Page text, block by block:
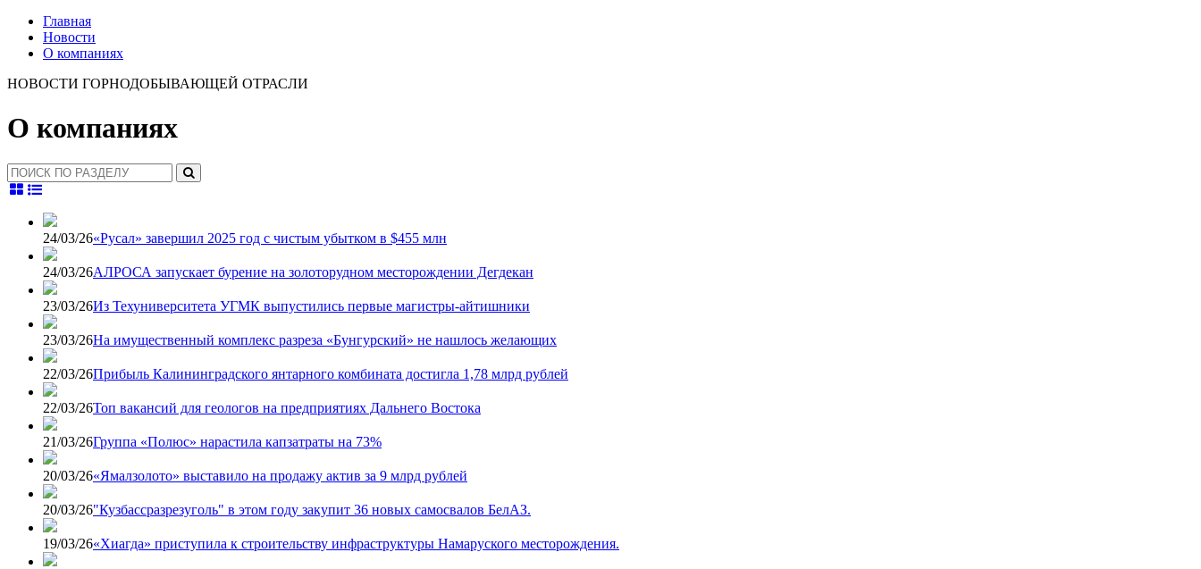
Главная
Новости
О компаниях
НОВОСТИ ГОРНОДОБЫВАЮЩЕЙ ОТРАСЛИ
О компаниях
24/03/26«Русал» завершил 2025 год с чистым убытком в $455 млн
24/03/26АЛРОСА запускает бурение на золоторудном месторождении Дегдекан
23/03/26Из Техуниверситета УГМК выпустились первые магистры-айтишники
23/03/26На имущественный комплекс разреза «Бунгурский» не нашлось желающих
22/03/26Прибыль Калининградского янтарного комбината достигла 1,78 млрд рублей
22/03/26Топ вакансий для геологов на предприятиях Дальнего Востока
21/03/26Группа «Полюс» нарастила капзатраты на 73%
20/03/26«Ямалзолото» выставило на продажу актив за 9 млрд рублей
20/03/26"Кузбассразрезуголь" в этом году закупит 36 новых самосвалов БелАЗ.
19/03/26«Хиагда» приступила к строительству инфраструктуры Намаруского месторождения.